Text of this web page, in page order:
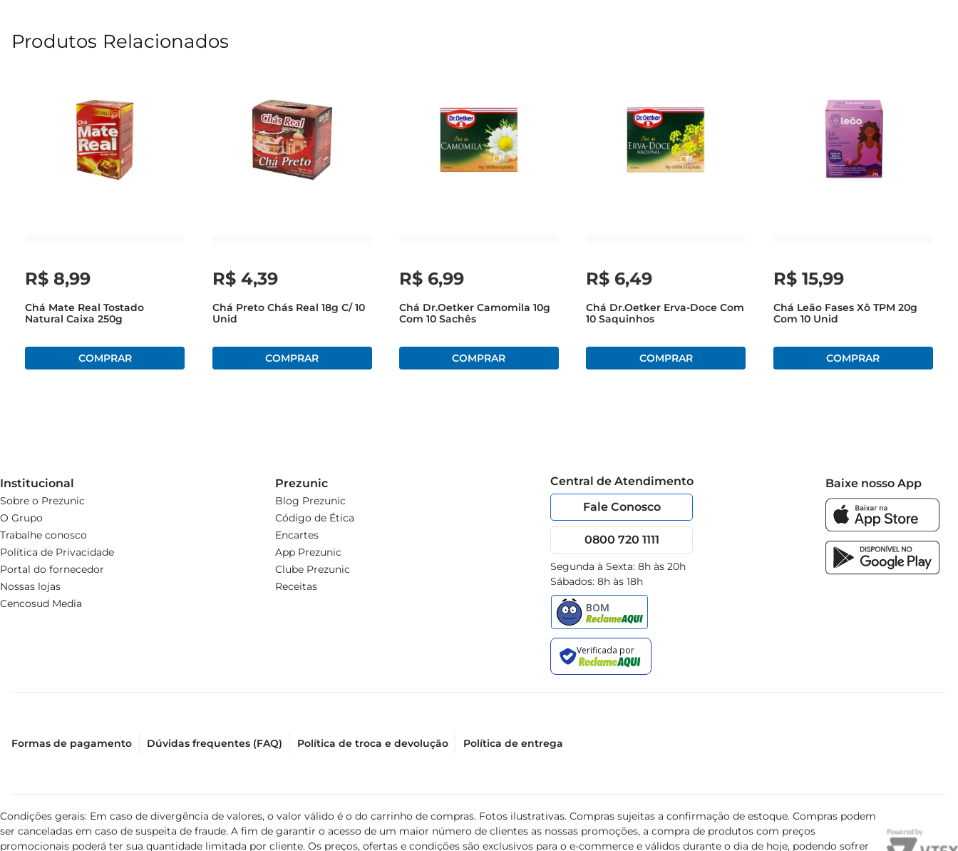
misturem e se intensifiquem. O resultado é uma bebida aromática e saborosa, pronta para ser saboreada. É uma opção prática para quem tem uma rotina agitada, mas não abre
drinks e coquetéis, trazendo um novo ar às suas receitas. Experimente adicionar um pouco de mel ou limão para personalizar ainda mais o seu sabor.
Especificações do produto
Quantidade: 10 sachês
Produtos Relacionados
R$ 8,99
Chá Mate Real Tostado
Natural Caixa 250g
R$ 4,39
Chá Preto Chás Real 18g C/ 10
Unid
R$ 6,99
Chá Dr.Oetker Camomila 10g
Com 10 Sachês
R$ 6,49
Chá Dr.Oetker Erva-Doce Com
10 Saquinhos
R$ 15,99
Chá Leão Fases Xô TPM 20g
Com 10 Unid
Institucional
Sobre o Prezunic
O Grupo
Trabalhe conosco
Política de Privacidade
Portal do fornecedor
Nossas lojas
Cencosud Media
Prezunic
Blog Prezunic
Código de Ética
Encartes
App Prezunic
Clube Prezunic
Receitas
Central de Atendimento
Fale Conosco
0800 720 1111
Segunda à Sexta: 8h às 20h
Sábados: 8h às 18h
Baixe nosso App
Formas de pagamento Dúvidas frequentes (FAQ) Política de troca e devolução Política de entrega
Condições gerais: Em caso de divergência de valores, o valor válido é o do carrinho de compras. Fotos ilustrativas. Compras sujeitas a confirmação de estoque. Compras podem
ser canceladas em caso de suspeita de fraude. A fim de garantir o acesso de um maior número de clientes as nossas promoções, a compra de produtos com preços
promocionais poderá ter sua quantidade limitada por cliente. Os preços, ofertas e condições são exclusivos para o e-commerce e válidos durante o dia de hoje, podendo sofrer